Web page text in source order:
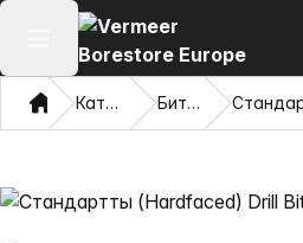
Негізгі мәзірді ашу
Үй Каталог Биттер